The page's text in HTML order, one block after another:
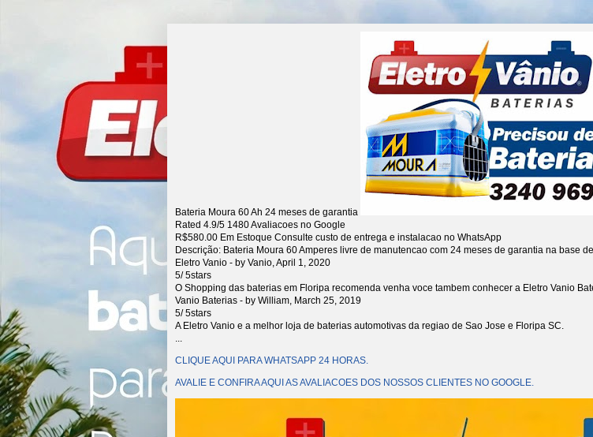
Bateria Moura 60 Ah 24 meses de garantia
Rated 4.9/5 1480Avaliacoes no Google
R$580.00 Em Estoque Consulte custo de entrega e instalacao no WhatsApp
Descrição: Bateria Moura 60 Amperes livre de manutencao com 24 meses de garantia na base
Eletro Vanio - by Vanio,April 1, 2020
5/5stars
O Shopping das baterias em Floripa recomenda venha voce tambem conhecer a Eletro Vanio
Vanio Baterias - by William, March 25, 2019
5/5stars
A Eletro Vanio e a melhor loja de baterias automotivas da regiao de Sao Jose e Floripa SC.
...
CLIQUE AQUI PARA WHATSAPP 24 HORAS.
AVALIE E CONFIRA AQUI AS AVALIACOES DOS NOSSOS CLIENTES NO GOOGLE.